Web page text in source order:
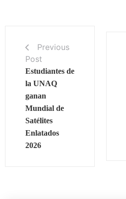
Previous
Post
Estudiantes de
la UNAQ
ganan
Mundial de
Satélites
Enlatados
2026